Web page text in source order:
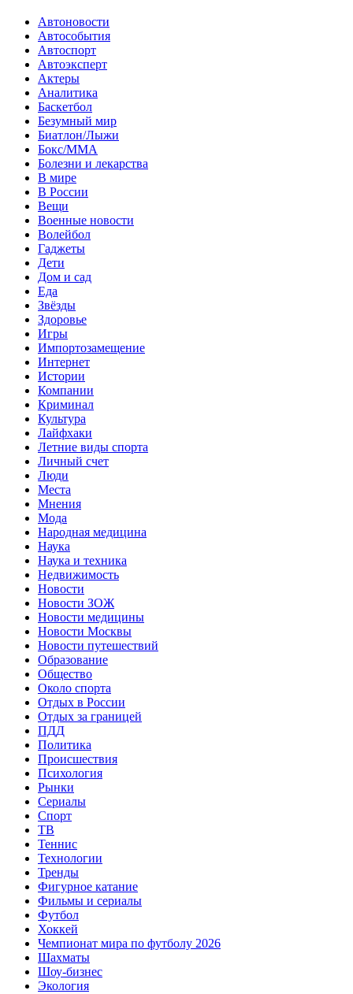
Автоновости
Автособытия
Автоспорт
Автоэксперт
Актеры
Аналитика
Баскетбол
Безумный мир
Биатлон/Лыжи
Бокс/MMA
Болезни и лекарства
В мире
В России
Вещи
Военные новости
Волейбол
Гаджеты
Дети
Дом и сад
Еда
Звёзды
Здоровье
Игры
Импортозамещение
Интернет
Истории
Компании
Криминал
Культура
Лайфхаки
Летние виды спорта
Личный счет
Люди
Места
Мнения
Мода
Народная медицина
Наука
Наука и техника
Недвижимость
Новости
Новости ЗОЖ
Новости медицины
Новости Москвы
Новости путешествий
Образование
Общество
Около спорта
Отдых в России
Отдых за границей
ПДД
Политика
Происшествия
Психология
Рынки
Сериалы
Спорт
ТВ
Теннис
Технологии
Тренды
Фигурное катание
Фильмы и сериалы
Футбол
Хоккей
Чемпионат мира по футболу 2026
Шахматы
Шоу-бизнес
Экология